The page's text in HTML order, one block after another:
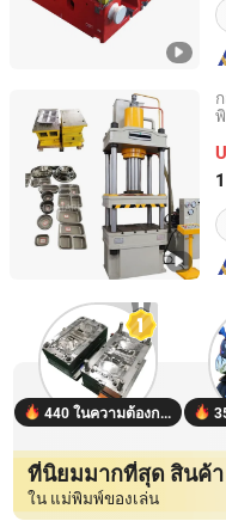
Yongkang Hoshare
Zhejiang, China
440 ในความต้องการ
ที่นิยมมากที่สุด สินค้า
ใน แม่พิมพ์ของเล่น